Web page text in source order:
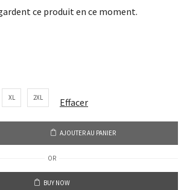
ce produit en ce moment.
XL 2XL Effacer
AJOUTER AU PANIER
OR
BUY NOW